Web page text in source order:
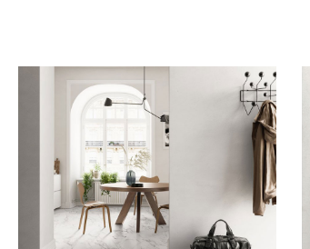
磁